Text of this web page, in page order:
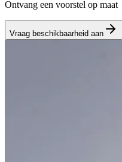
Ontvang een voorstel op maat
Vraag beschikbaarheid aan